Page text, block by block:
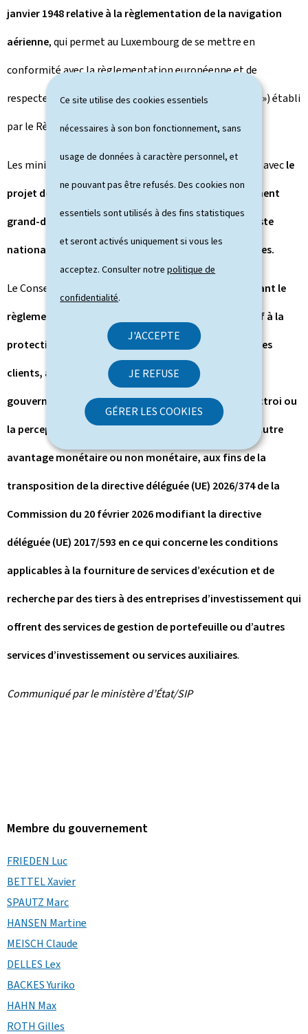
Ce site utilise des cookies essentiels
nécessaires à son bon fonctionnement, sans
usage de données à caractère personnel, et
ne pouvant pas être refusés. Des cookies non
essentiels sont utilisés à des fins statistiques
et seront activés uniquement si vous les
acceptez. Consulter notrepolitique de
confidentialité.
J'ACCEPTE
JE REFUSE
GÉRER LES COOKIES
janvier 1948 relative à la règlementation de la navigation
aérienne, qui permet au Luxembourg de se mettre en
conformité avec la règlementation européenne et de
respecter le principe de la culture juste (« Just Culture ») établi
par le Règlement (UE) n° 376/2014.
Les ministres réunis en conseil ont marqué leur accord avecle
projet de règlement grand-ducal modifiant le règlement
grand-ducal modifié du 3 septembre 2016 fixant la liste
nationale des variétés des espèces de plantes agricoles.
Le Conseil a adopté le
règlement grand-ducal modifiant le
règlement grand-ducal modifié du 30 mai 2018 relatif à la
protection des instruments financiers et des fonds des
clients, aux obligations applicables en matière de
gouvernance des produits et aux règles régissant l’octroi ou
la perception de droits, de commissions ou de tout autre
avantage monétaire ou non monétaire, aux fins de la
transposition de la directive déléguée (UE) 2026/374 de la
Commission du 20 février 2026 modifiant la directive
déléguée (UE) 2017/593 en ce qui concerne les conditions
applicables à la fourniture de services d’exécution et de
recherche par des tiers à des entreprises d’investissement qui
offrent des services de gestion de portefeuille ou d’autres
services d’investissement ou services auxiliaires.
Communiqué par le ministère d’État/SIP
Membre du gouvernement
FRIEDEN Luc
BETTEL Xavier
SPAUTZ Marc
HANSEN Martine
MEISCH Claude
DELLES Lex
BACKES Yuriko
HAHN Max
ROTH Gilles